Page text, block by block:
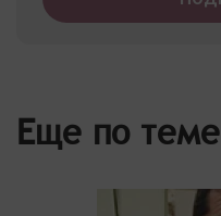
Еще по теме